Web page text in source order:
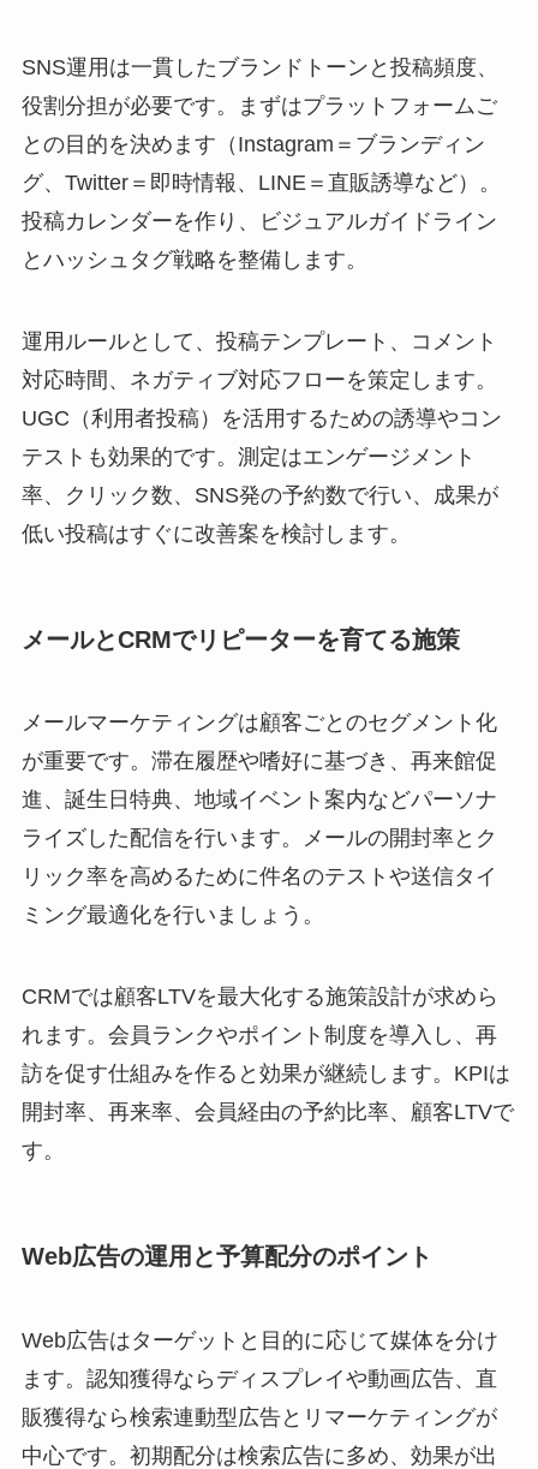
SNS運用は一貫したブランドトーンと投稿頻度、
役割分担が必要です。まずはプラットフォームご
との目的を決めます（Instagram＝ブランディン
グ、Twitter＝即時情報、LINE＝直販誘導など）。
投稿カレンダーを作り、ビジュアルガイドライン
とハッシュタグ戦略を整備します。
運用ルールとして、投稿テンプレート、コメント
対応時間、ネガティブ対応フローを策定します。
UGC（利用者投稿）を活用するための誘導やコン
テストも効果的です。測定はエンゲージメント
率、クリック数、SNS発の予約数で行い、成果が
低い投稿はすぐに改善案を検討します。
メールとCRMでリピーターを育てる施策
メールマーケティングは顧客ごとのセグメント化
が重要です。滞在履歴や嗜好に基づき、再来館促
進、誕生日特典、地域イベント案内などパーソナ
ライズした配信を行います。メールの開封率とク
リック率を高めるために件名のテストや送信タイ
ミング最適化を行いましょう。
CRMでは顧客LTVを最大化する施策設計が求めら
れます。会員ランクやポイント制度を導入し、再
訪を促す仕組みを作ると効果が継続します。KPIは
開封率、再来率、会員経由の予約比率、顧客LTVで
す。
Web広告の運用と予算配分のポイント
Web広告はターゲットと目的に応じて媒体を分け
ます。認知獲得ならディスプレイや動画広告、直
販獲得なら検索連動型広告とリマーケティングが
中心です。初期配分は検索広告に多め、効果が出